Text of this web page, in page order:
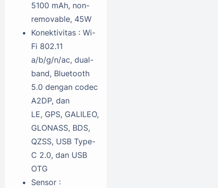
5100 mAh, non-
removable, 45W
Konektivitas : Wi-
Fi 802.11
a/b/g/n/ac, dual-
band, Bluetooth
5.0 dengan codec
A2DP, dan
LE, GPS, GALILEO,
GLONASS, BDS,
QZSS, USB Type-
C 2.0, dan USB
OTG
Sensor :